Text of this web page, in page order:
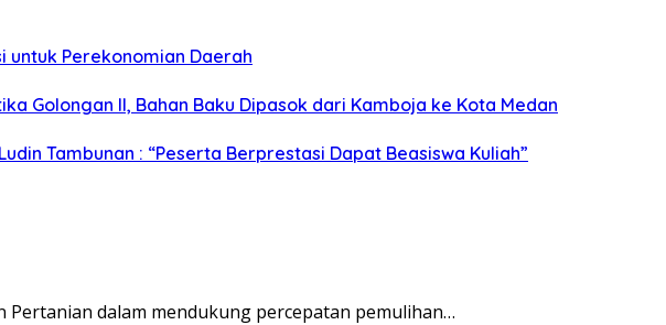
untuk Perekonomian Daerah
Golongan II, Bahan Baku Dipasok dari Kamboja ke Kota Medan
Tambunan : “Peserta Berprestasi Dapat Beasiswa Kuliah”
Pertanian dalam mendukung percepatan pemulihan…